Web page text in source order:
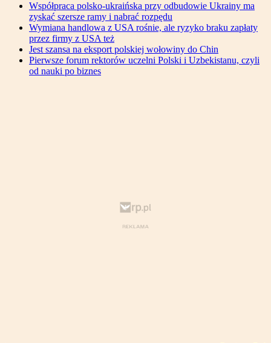
Współpraca polsko-ukraińska przy odbudowie Ukrainy ma
zyskać szersze ramy i nabrać rozpędu
Wymiana handlowa z USA rośnie, ale ryzyko braku zapłaty
przez firmy z USA też
Jest szansa na eksport polskiej wołowiny do Chin
Pierwsze forum rektorów uczelni Polski i Uzbekistanu, czyli
od nauki po biznes